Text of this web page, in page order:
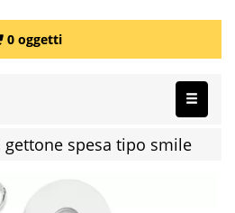
0 oggetti
gettone spesa tipo smile